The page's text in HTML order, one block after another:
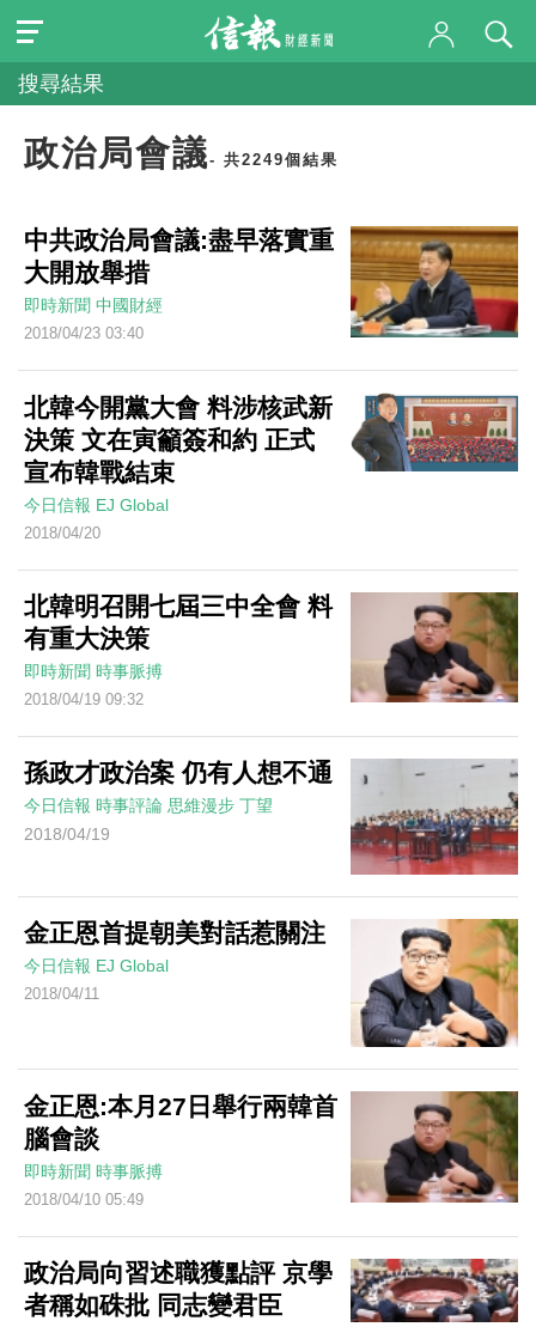
搜尋結果
政治局會議- 共2249個結果
中共政治局會議:盡早落實重
大開放舉措
即時新聞 中國財經
2018/04/23 03:40
北韓今開黨大會 料涉核武新
決策 文在寅籲簽和約 正式
宣布韓戰結束
今日信報 EJ Global
2018/04/20
北韓明召開七屆三中全會 料
有重大決策
即時新聞 時事脈搏
2018/04/19 09:32
孫政才政治案 仍有人想不通
今日信報 時事評論 思維漫步 丁望
2018/04/19
金正恩首提朝美對話惹關注
今日信報 EJ Global
2018/04/11
金正恩:本月27日舉行兩韓首
腦會談
即時新聞 時事脈搏
2018/04/10 05:49
政治局向習述職獲點評 京學
者稱如硃批 同志變君臣